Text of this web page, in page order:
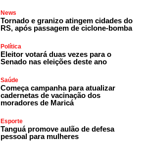
News
Tornado e granizo atingem cidades do
RS, após passagem de ciclone-bomba
Política
Eleitor votará duas vezes para o
Senado nas eleições deste ano
Saúde
Começa campanha para atualizar
cadernetas de vacinação dos
moradores de Maricá
Esporte
Tanguá promove aulão de defesa
pessoal para mulheres